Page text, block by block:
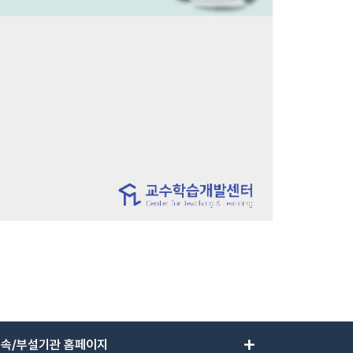
/부설기관 홈페이지 add